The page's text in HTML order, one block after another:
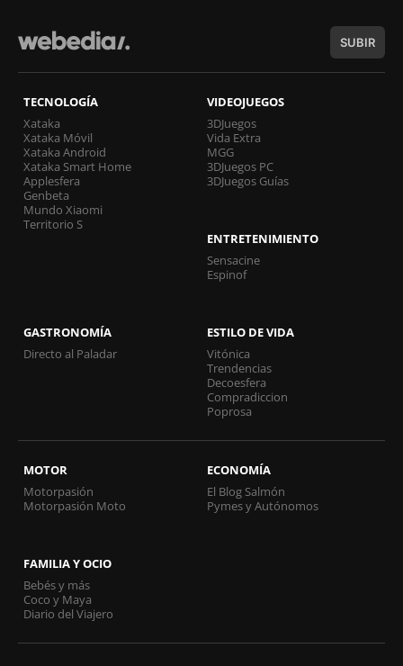
SUBIR
TECNOLOGÍA
Xataka
Xataka Móvil
Xataka Android
Xataka Smart Home
Applesfera
Genbeta
Mundo Xiaomi
Territorio S
VIDEOJUEGOS
3DJuegos
Vida Extra
MGG
3DJuegos PC
3DJuegos Guías
ENTRETENIMIENTO
Sensacine
Espinof
GASTRONOMÍA
Directo al Paladar
ESTILO DE VIDA
Vitónica
Trendencias
Decoesfera
Compradiccion
Poprosa
MOTOR
Motorpasión
Motorpasión Moto
ECONOMÍA
El Blog Salmón
Pymes y Autónomos
FAMILIA Y OCIO
Bebés y más
Coco y Maya
Diario del Viajero